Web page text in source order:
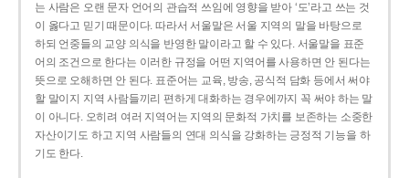
는 사람은 오랜 문자 언어의 관습적 쓰임에 영향을 받아 ‘도’라고 쓰는 것
이 옳다고 믿기 때문이다. 따라서 서울말은 서울 지역의 말을 바탕으로
하되 언중들의 교양 의식을 반영한 말이라고 할 수 있다. 서울말을 표준
어의 조건으로 한다는 이러한 규정을 어떤 지역어를 사용하면 안 된다는
뜻으로 오해하면 안 된다. 표준어는 교육, 방송, 공식적 담화 등에서 써야
할 말이지 지역 사람들끼리 편하게 대화하는 경우에까지 꼭 써야 하는 말
이 아니다. 오히려 여러 지역어는 지역의 문화적 가치를 보존하는 소중한
자산이기도 하고 지역 사람들의 연대 의식을 강화하는 긍정적 기능을 하
기도 한다.